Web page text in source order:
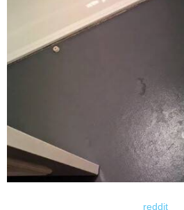
reddit